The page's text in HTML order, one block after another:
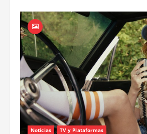
Darren
Aronofsky
dirige
a
Austin
Butler
en
“Atrapado
robando”
Noticias TV y Plataformas